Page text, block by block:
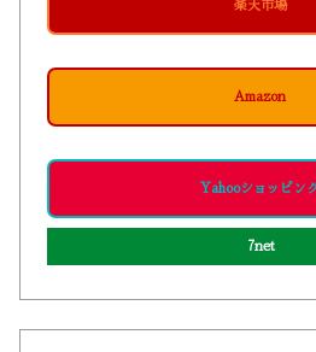
楽天市場
Amazon
Yahooショッピン
7net